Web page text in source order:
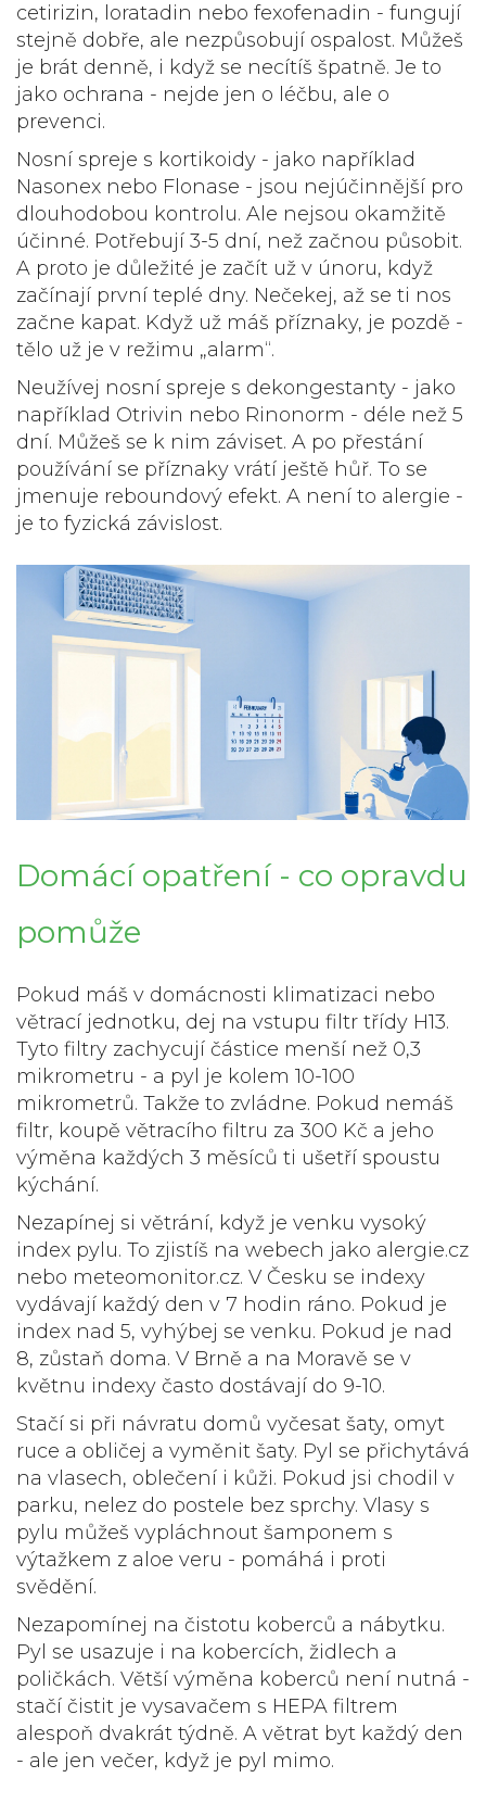
cetirizin, loratadin nebo fexofenadin - fungují
stejně dobře, ale nezpůsobují ospalost. Můžeš
je brát denně, i když se necítíš špatně. Je to
jako ochrana - nejde jen o léčbu, ale o
prevenci.
Nosní spreje s kortikoidy - jako například
Nasonex nebo Flonase - jsou nejúčinnější pro
dlouhodobou kontrolu. Ale nejsou okamžitě
účinné. Potřebují 3-5 dní, než začnou působit.
A proto je důležité je začít už v únoru, když
začínají první teplé dny. Nečekej, až se ti nos
začne kapat. Když už máš příznaky, je pozdě -
tělo už je v režimu „alarm“.
Neužívej nosní spreje s dekongestanty - jako
například Otrivin nebo Rinonorm - déle než 5
dní. Můžeš se k nim záviset. A po přestání
používání se příznaky vrátí ještě hůř. To se
jmenuje reboundový efekt. A není to alergie -
je to fyzická závislost.
Domácí opatření - co opravdu
pomůže
Pokud máš v domácnosti klimatizaci nebo
větrací jednotku, dej na vstupu filtr třídy H13.
Tyto filtry zachycují částice menší než 0,3
mikrometru - a pyl je kolem 10-100
mikrometrů. Takže to zvládne. Pokud nemáš
filtr, koupě větracího filtru za 300 Kč a jeho
výměna každých 3 měsíců ti ušetří spoustu
kýchání.
Nezapínej si větrání, když je venku vysoký
index pylu. To zjistíš na webech jako alergie.cz
nebo meteomonitor.cz. V Česku se indexy
vydávají každý den v 7 hodin ráno. Pokud je
index nad 5, vyhýbej se venku. Pokud je nad
8, zůstaň doma. V Brně a na Moravě se v
květnu indexy často dostávají do 9-10.
Stačí si při návratu domů vyčesat šaty, omyt
ruce a obličej a vyměnit šaty. Pyl se přichytává
na vlasech, oblečení i kůži. Pokud jsi chodil v
parku, nelez do postele bez sprchy. Vlasy s
pylu můžeš vypláchnout šamponem s
výtažkem z aloe veru - pomáhá i proti
svědění.
Nezapomínej na čistotu koberců a nábytku.
Pyl se usazuje i na kobercích, židlech a
poličkách. Větší výměna koberců není nutná -
stačí čistit je vysavačem s HEPA filtrem
alespoň dvakrát týdně. A větrat byt každý den
- ale jen večer, když je pyl mimo.